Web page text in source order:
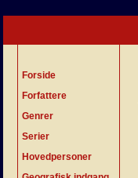
Forside
Forfattere
Genrer
Serier
Hovedpersoner